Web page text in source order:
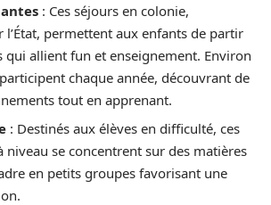
: Ces séjours en colonie,
l’État, permettent aux enfants de partir
qui allient fun et enseignement. Environ
chaque année, découvrant de
tout en apprenant.
: Destinés aux élèves en difficulté, ces
niveau se concentrent sur des matières
en petits groupes favorisant une